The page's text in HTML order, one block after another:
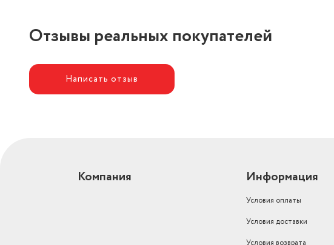
Отзывы реальных покупателей
Написать отзыв
Компания Информация
Условия оплаты
Условия доставки
Условия возврата